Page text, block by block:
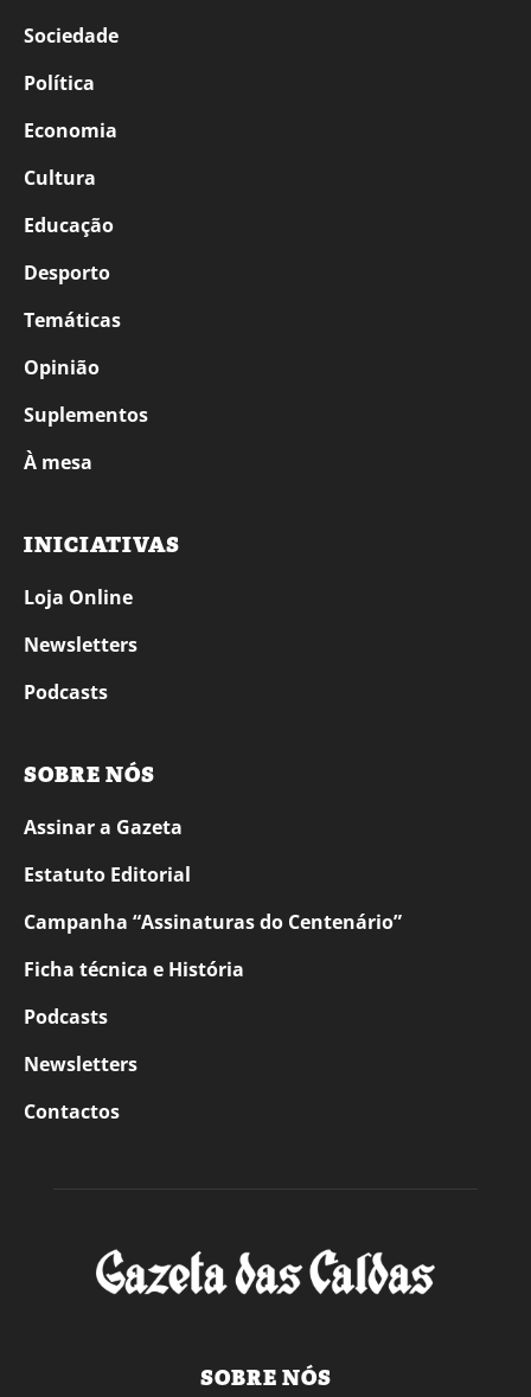
Sociedade
Política
Economia
Cultura
Educação
Desporto
Temáticas
Opinião
Suplementos
À mesa
INICIATIVAS
Loja Online
Newsletters
Podcasts
SOBRE NÓS
Assinar a Gazeta
Estatuto Editorial
Campanha “Assinaturas do Centenário”
Ficha técnica e História
Podcasts
Newsletters
Contactos
SOBRE NÓS